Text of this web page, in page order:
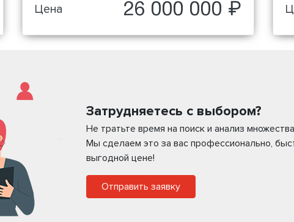
Цена 26 000 000 ₽
Затрудняетесь с выбором?
Не тратьте время на поиск и анализ
Мы сделаем это за вас профессионально,
выгодной цене!
Отправить заявку